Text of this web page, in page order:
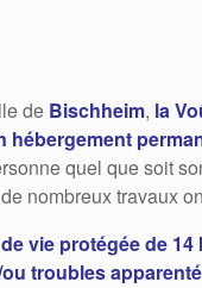
de Bischheim, la
hébergement
quel que soit
nombreux travaux
vie protégée de 14
troubles